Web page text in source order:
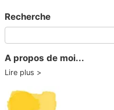
Recherche
A propos de moi...
Lire plus